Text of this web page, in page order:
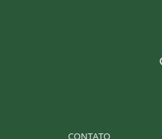
CONTATO